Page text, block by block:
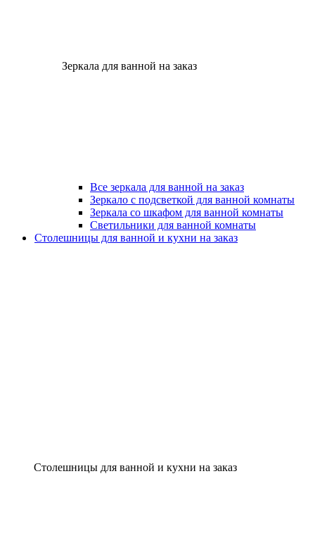
Зеркала для ванной на заказ
Все зеркала для ванной на заказ
Зеркало с подсветкой для ванной комнаты
Зеркала со шкафом для ванной комнаты
Светильники для ванной комнаты
Столешницы для ванной и кухни на заказ
Столешницы для ванной и кухни на заказ